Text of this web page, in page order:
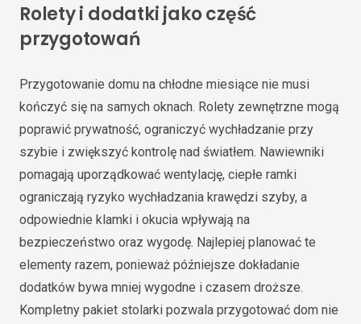
Rolety i dodatki jako część
przygotowań
Przygotowanie domu na chłodne miesiące nie musi
kończyć się na samych oknach. Rolety zewnętrzne mogą
poprawić prywatność, ograniczyć wychładzanie przy
szybie i zwiększyć kontrolę nad światłem. Nawiewniki
pomagają uporządkować wentylację, ciepłe ramki
ograniczają ryzyko wychładzania krawędzi szyby, a
odpowiednie klamki i okucia wpływają na
bezpieczeństwo oraz wygodę. Najlepiej planować te
elementy razem, ponieważ późniejsze dokładanie
dodatków bywa mniej wygodne i czasem droższe.
Kompletny pakiet stolarki pozwala przygotować dom nie